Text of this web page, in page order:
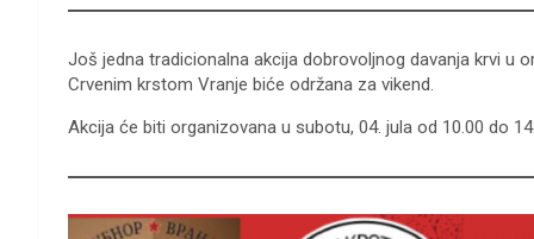
Još jedna tradicionalna akcija dobrovoljnog davanja krvi u
Crvenim krstom Vranje biće održana za vikend.
Akcija će biti organizovana u subotu, 04. jula od 10.00 do